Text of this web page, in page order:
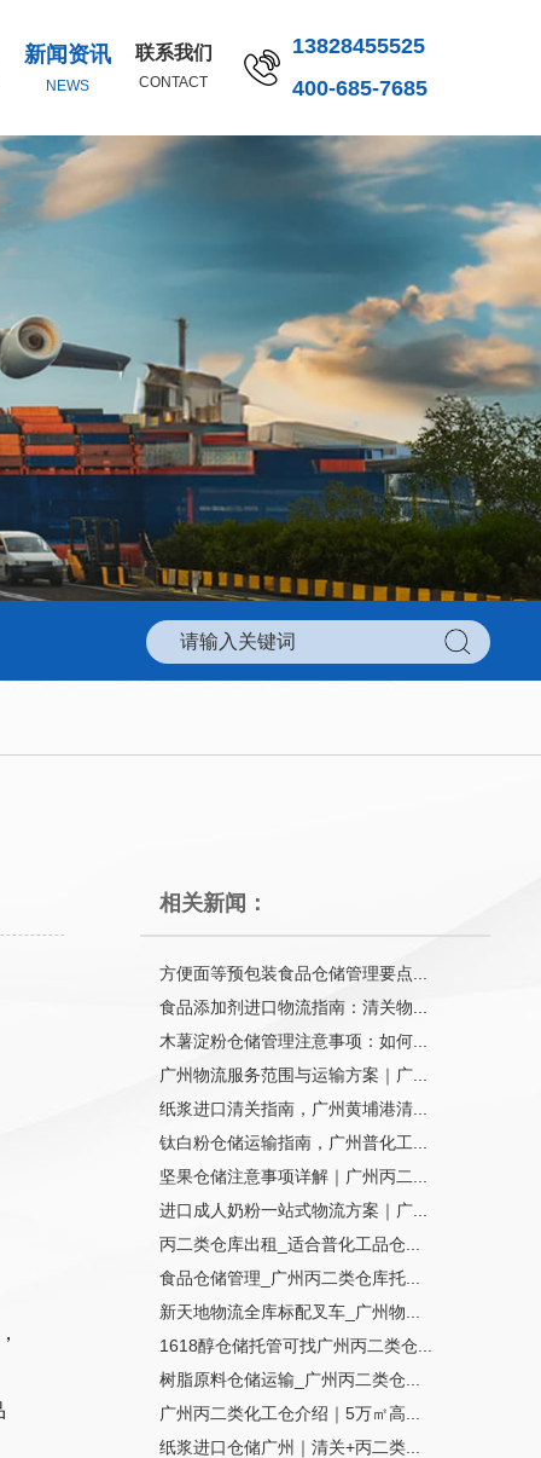
新闻资讯
NEWS
联系我们
CONTACT
13828455525
400-685-7685
相关新闻：
方便面等预包装食品仓储管理要点...
食品添加剂进口物流指南：清关物...
木薯淀粉仓储管理注意事项：如何...
广州物流服务范围与运输方案｜广...
纸浆进口清关指南，广州黄埔港清...
钛白粉仓储运输指南，广州普化工...
坚果仓储注意事项详解｜广州丙二...
进口成人奶粉一站式物流方案｜广...
丙二类仓库出租_适合普化工品仓...
食品仓储管理_广州丙二类仓库托...
新天地物流全库标配叉车_广州物...
1618醇仓储托管可找广州丙二类仓...
树脂原料仓储运输_广州丙二类仓...
广州丙二类化工仓介绍｜5万㎡高...
纸浆进口仓储广州｜清关+丙二类...